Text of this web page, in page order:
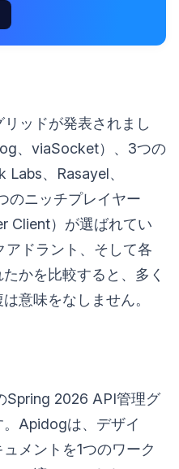
ッドが発表されまし
、viaSocket）、3つの
、Rasayel、
のニッチプレイヤー
Client）が選ばれてい
アドラント、そして各
かを比較すると、多く
意味をなしません。
Spring 2026 API管理グ
。Apidogは、デザイ
メントを1つのワーク